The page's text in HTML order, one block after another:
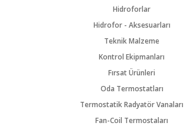
Hidroforlar
Hidrofor - Aksesuarları
Teknik Malzeme
Kontrol Ekipmanları
Fırsat Ürünleri
Oda Termostatları
Termostatik Radyatör Vanaları
Fan-Coil Termostaları